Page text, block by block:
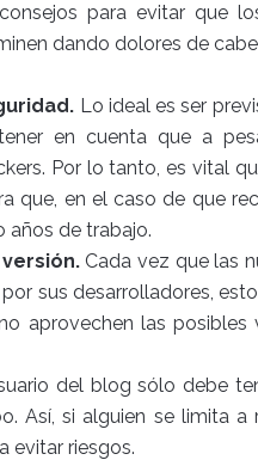
para evitar que
dando dolores de
Lo ideal es ser
en cuenta que a
Por lo tanto, es vital
que, en el caso de que
años de trabajo.
Cada vez que las
sus desarrolladores,
aprovechen las posibles
del blog sólo debe
Así, si alguien se limita
evitar riesgos.